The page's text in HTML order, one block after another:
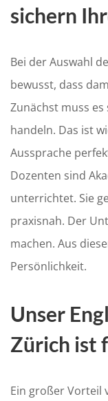
sichern
Bei der Auswahl
bewusst, dass
Zunächst muss
handeln. Das ist
Aussprache
Dozenten sind
unterrichtet. Sie
praxisnah. Der
machen. Aus
Persönlichkeit.
Unser
Zürich ist
Ein großer Vorteil